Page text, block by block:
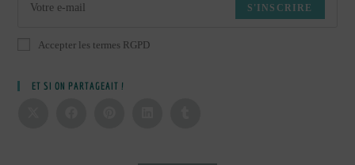
S'INSCRIRE
Accepter les termes RGPD
ET SI ON PARTAGEAIT !